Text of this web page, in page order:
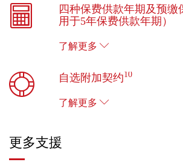
四种保费供款年期及预缴
用于5年保费供款年期）
了解更多
自选附加契约10
了解更多
更多支援